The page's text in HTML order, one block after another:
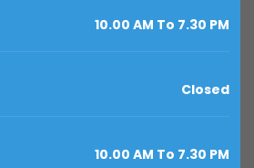
10.00 AM To 7.30 PM
Closed
10.00 AM To 7.30 PM